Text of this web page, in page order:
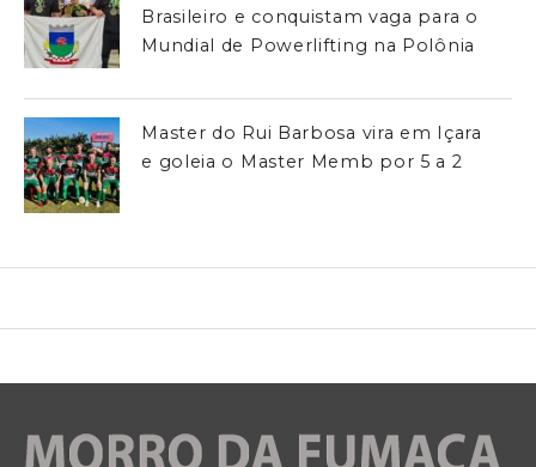
Brasileiro e conquistam vaga para o
Mundial de Powerlifting na Polônia
Master do Rui Barbosa vira em Içara
e goleia o Master Memb por 5 a 2